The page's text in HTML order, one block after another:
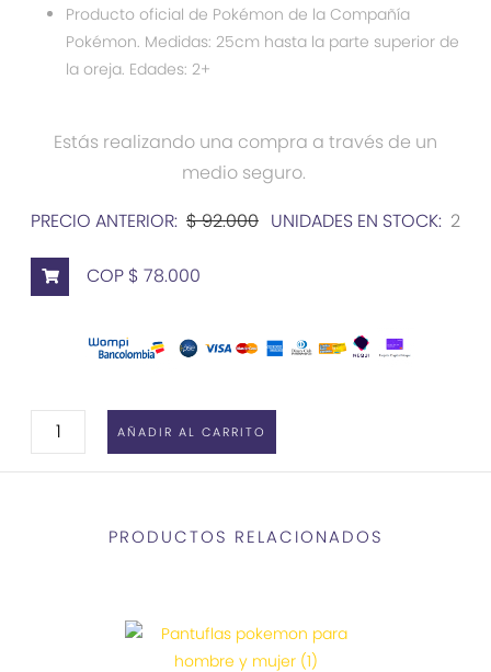
Producto oficial de Pokémon de la Compañía
Pokémon. Medidas: 25cm hasta la parte superior de
la oreja. Edades: 2+
Estás realizando una compra a través de un
medio seguro.
PRECIO ANTERIOR: $ 92.000 UNIDADES EN STOCK: 2
COP $ 78.000
PELUCHE
DE
CANTIDAD
AÑADIR AL CARRITO
PRODUCTOS RELACIONADOS